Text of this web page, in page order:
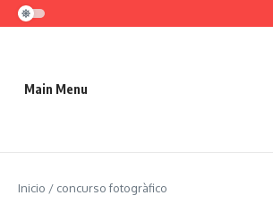
Saltar al contenido
Main Menu
Inicio / concurso fotogràfico